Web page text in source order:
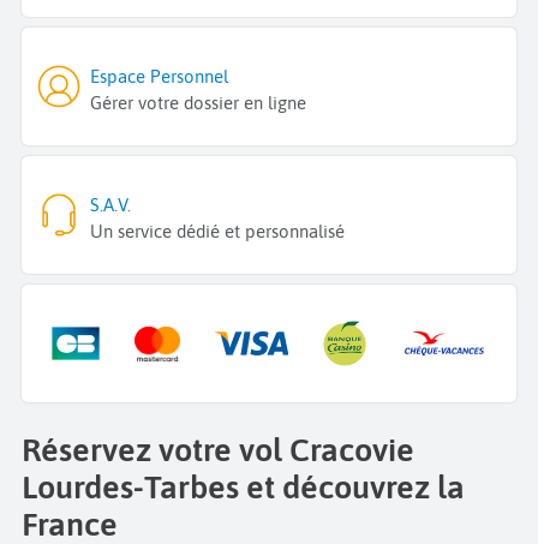
Espace Personnel
Gérer votre dossier en ligne
S.A.V.
Un service dédié et personnalisé
Réservez votre vol Cracovie
Lourdes-Tarbes et découvrez la
France